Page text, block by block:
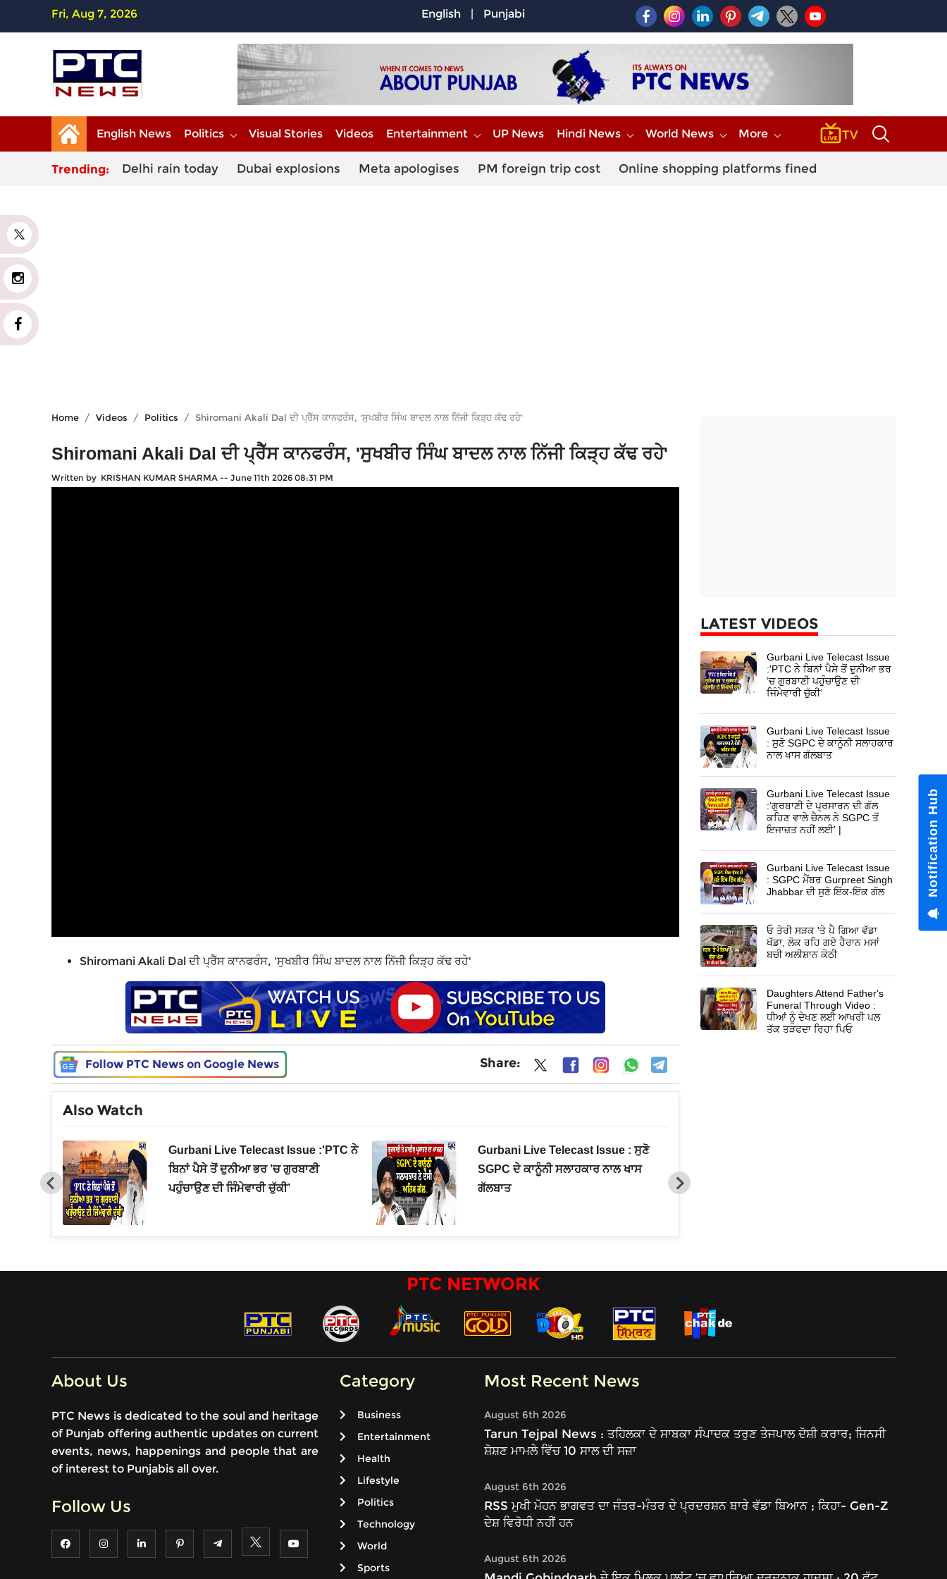
Fri, Aug 7, 2026 English | Punjabi
English News Politics Visual Stories Videos Entertainment UP News Hindi News World News More
Trending: Delhi rain today Dubai explosions Meta apologises PM foreign trip cost Online shopping platforms fined
Home Videos Politics Shiromani Akali Dal ਦੀ ਪ੍ਰੈੱਸ ਕਾਨਫਰੰਸ, 'ਸੁਖਬੀਰ ਸਿੰਘ ਬਾਦਲ ਨਾਲ ਨਿੱਜੀ ਕਿੜ੍ਹ ਕੱਢ ਰਹੇ'
Shiromani Akali Dal ਦੀ ਪ੍ਰੈੱਸ ਕਾਨਫਰੰਸ, 'ਸੁਖਬੀਰ ਸਿੰਘ ਬਾਦਲ ਨਾਲ ਨਿੱਜੀ ਕਿੜ੍ਹ ਕੱਢ ਰਹੇ'
Written by KRISHAN KUMAR SHARMA -- June 11th 2026 08:31 PM
Shiromani Akali Dal ਦੀ ਪ੍ਰੈੱਸ ਕਾਨਫਰੰਸ, 'ਸੁਖਬੀਰ ਸਿੰਘ ਬਾਦਲ ਨਾਲ ਨਿੱਜੀ ਕਿੜ੍ਹ ਕੱਢ ਰਹੇ'
Follow PTC News on Google News Share:
Also Watch
Gurbani Live Telecast Issue :'PTC ਨੇ
ਬਿਨਾਂ ਪੈਸੇ ਤੋਂ ਦੁਨੀਆ ਭਰ ’ਚ ਗੁਰਬਾਣੀ
ਪਹੁੰਚਾਉਣ ਦੀ ਜਿੰਮੇਵਾਰੀ ਚੁੱਕੀ’
Gurbani Live Telecast Issue : ਸੁਣੋ
SGPC ਦੇ ਕਾਨੂੰਨੀ ਸਲਾਹਕਾਰ ਨਾਲ ਖਾਸ
ਗੱਲਬਾਤ
LATEST VIDEOS
Gurbani Live Telecast Issue
:'PTC ਨੇ ਬਿਨਾਂ ਪੈਸੇ ਤੋਂ ਦੁਨੀਆ ਭਰ
’ਚ ਗੁਰਬਾਣੀ ਪਹੁੰਚਾਉਣ ਦੀ
ਜਿੰਮੇਵਾਰੀ ਚੁੱਕੀ’
Gurbani Live Telecast Issue
: ਸੁਣੋ SGPC ਦੇ ਕਾਨੂੰਨੀ ਸਲਾਹਕਾਰ
ਨਾਲ ਖਾਸ ਗੱਲਬਾਤ
Gurbani Live Telecast Issue
:‘ਗੁਰਬਾਣੀ ਦੇ ਪ੍ਰਸਾਰਨ ਦੀ ਗੱਲ
ਕਹਿਣ ਵਾਲੇ ਚੈਨਲ ਨੇ SGPC ਤੋਂ
ਇਜਾਜ਼ਤ ਨਹੀਂ ਲਈ’ |
Gurbani Live Telecast Issue
: SGPC ਮੈਂਬਰ Gurpreet Singh
Jhabbar ਦੀ ਸੁਣੋ ਇੱਕ-ਇੱਕ ਗੱਲ
ਓ ਤੇਰੀ ਸੜਕ 'ਤੇ ਪੈ ਗਿਆ ਵੱਡਾ
ਖੱਡਾ, ਲੋਕ ਰਹਿ ਗਏ ਹੈਰਾਨ ਮਸਾਂ
ਬਚੀ ਅਲੀਸ਼ਾਨ ਕੋਠੀ
Daughters Attend Father's
Funeral Through Video :
ਧੀਆਂ ਨੂੰ ਦੇਖਣ ਲਈ ਆਖਰੀ ਪਲ
ਤੱਕ ਤੜਫਦਾ ਰਿਹਾ ਪਿਓ
PTC NETWORK
About Us
PTC News is dedicated to the soul and heritage
of Punjab offering authentic updates on current
events, news, happenings and people that are
of interest to Punjabis all over.
Follow Us
Category
Business
Entertainment
Health
Lifestyle
Politics
Technology
World
Sports
Most Recent News
August 6th 2026
Tarun Tejpal News : ਤਹਿਲਕਾ ਦੇ ਸਾਬਕਾ ਸੰਪਾਦਕ ਤਰੁਣ ਤੇਜਪਾਲ ਦੋਸ਼ੀ ਕਰਾਰ; ਜਿਨਸੀ
ਸ਼ੋਸ਼ਣ ਮਾਮਲੇ ਵਿੱਚ 10 ਸਾਲ ਦੀ ਸਜ਼ਾ
August 6th 2026
RSS ਮੁਖੀ ਮੋਹਨ ਭਾਗਵਤ ਦਾ ਜੰਤਰ-ਮੰਤਰ ਦੇ ਪ੍ਰਦਰਸ਼ਨ ਬਾਰੇ ਵੱਡਾ ਬਿਆਨ ; ਕਿਹਾ- Gen-Z
ਦੇਸ਼ ਵਿਰੋਧੀ ਨਹੀਂ ਹਨ
August 6th 2026
Notification Hub